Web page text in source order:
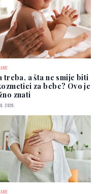
treba, a šta ne smije biti
za bebe? Ovo je
znati
2026.